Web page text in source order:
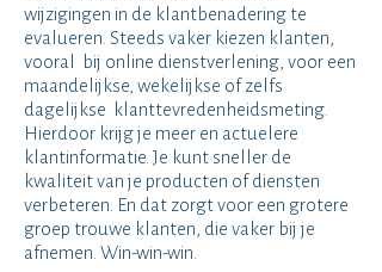
wijzigingen in de klantbenadering te
evalueren. Steeds vaker kiezen klanten,
vooral bij online dienstverlening, voor een
maandelijkse, wekelijkse of zelfs
dagelijkse klanttevredenheidsmeting.
Hierdoor krijg je meer en actuelere
klantinformatie. Je kunt sneller de
kwaliteit van je producten of diensten
verbeteren. En dat zorgt voor een grotere
groep trouwe klanten​, die vaker bij je
afnemen. Win-win-win.